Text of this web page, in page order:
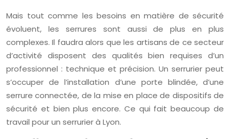
Mais tout comme les besoins en matière de sécurité
évoluent, les serrures sont aussi de plus en plus
complexes. Il faudra alors que les artisans de ce secteur
d’activité disposent des qualités bien requises d’un
professionnel : technique et précision. Un serrurier peut
s’occuper de l’installation d’une porte blindée, d’une
serrure connectée, de la mise en place de dispositifs de
sécurité et bien plus encore. Ce qui fait beaucoup de
travail pour un serrurier à Lyon.